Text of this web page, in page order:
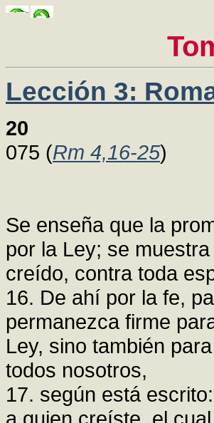
Lección 3:
20
075 (Rm 4,16-25)
Se enseña que la
por la Ley; se
creído, contra toda
16. De ahí por la fe,
permanezca firme
Ley, sino también
todos nosotros,
17. según está
a quien creíste, el